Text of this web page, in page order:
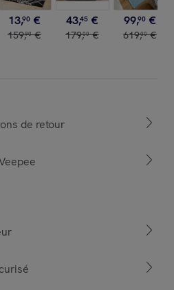
13,90 €
159,90 €
43,45 €
179,00 €
99,90 €
619,00 €
de retour